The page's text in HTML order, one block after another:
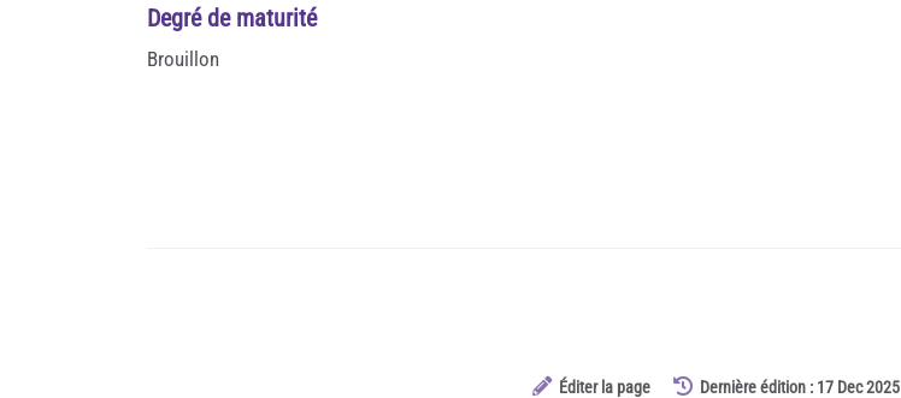
Degré de maturité
Brouillon
Éditer la page Dernière édition : 17 Dec 2025